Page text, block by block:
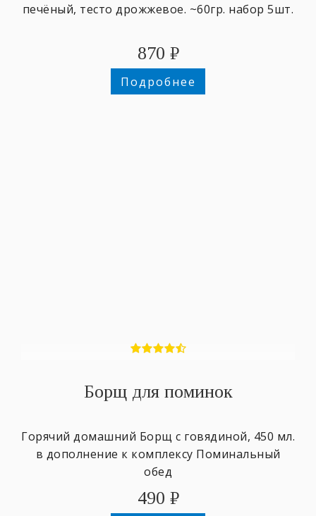
печёный, тесто дрожжевое. ~60гр. набор 5шт.
870 ₽
Подробнее
Борщ для поминок
Горячий домашний Борщ с говядиной, 450 мл.
в дополнение к комплексу Поминальный
обед
490 ₽